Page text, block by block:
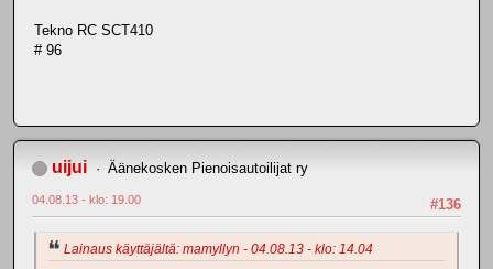
Tekno RC SCT410
# 96
uijui Äänekosken Pienoisautoilijat ry
#136
04.08.13 - klo: 19.00
Lainaus käyttäjältä: mamyllyn - 04.08.13 - klo: 14.04